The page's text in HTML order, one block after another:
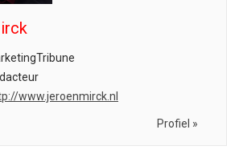
www.jeroenmirck.nl
Profiel »